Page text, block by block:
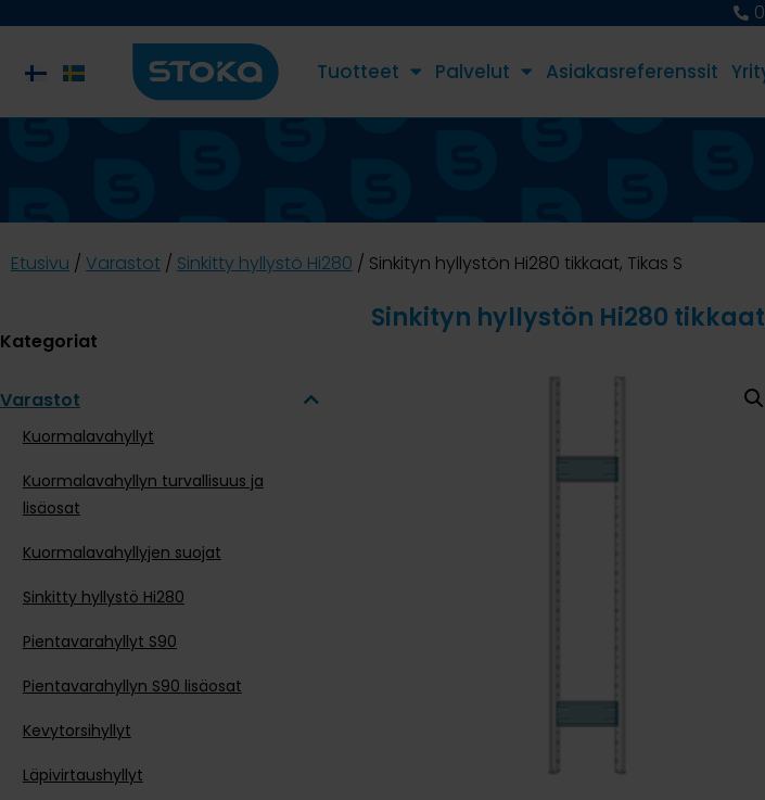
Tuotteet Palvelut Asiakasreferenssit
Etusivu / Varastot / Sinkitty hyllystö Hi280 / Sinkityn hyllystön Hi280 tikkaat, Tikas S
Kategoriat
Varastot
Kuormalavahyllyt
Kuormalavahyllyn turvallisuus ja
lisäosat
Kuormalavahyllyjen suojat
Sinkitty hyllystö Hi280
Pientavarahyllyt S90
Pientavarahyllyn S90 lisäosat
Kevytorsihyllyt
Läpivirtaushyllyt
Sinkityn hyllystön Hi280